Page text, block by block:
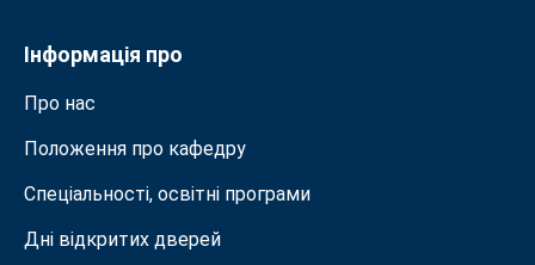
Інформація про
Про нас
Положення про кафедру
Спеціальності, освітні програми
Дні відкритих дверей